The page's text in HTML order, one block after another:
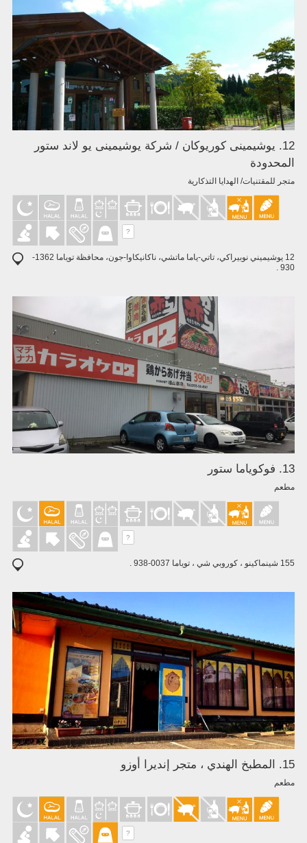
12. يوشيمينى كوريوكان / شركة يوشيمينى يو لاند ستور
المحدودة
متجر للمقتنيات/ الهدايا التذكارية
?
12 يوشيميني نوبيراكي، تاتي-ياما ماتشي، ناكانيكاوا-جون، محافظة توياما 1362-
930 .
13. فوكوياما ستور
مطعم
?
155 شينماكينو ، كوروبي شي ، توياما 0037-938 .
15. المطبخ الهندي ، متجر إنديرا أوزو
مطعم
?